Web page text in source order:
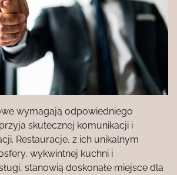
wymagają odpowiedniego
skutecznej komunikacji i
Restauracje, z ich unikalnym
wykwintnej kuchni i
stanowią doskonałe miejsce dla